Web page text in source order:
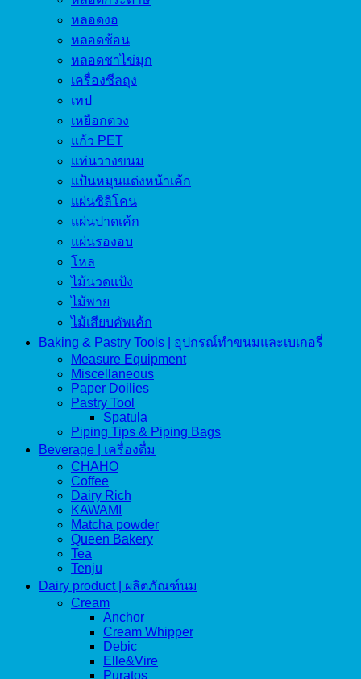
หลอดงอ
หลอดช้อน
หลอดชาไข่มุก
เครื่องซีลถุง
เทป
เหยือกตวง
แก้ว PET
แท่นวางขนม
แป้นหมุนแต่งหน้าเค้ก
แผ่นซิลิโคน
แผ่นปาดเค้ก
แผ่นรองอบ
โหล
ไม้นวดแป้ง
ไม้พาย
ไม้เสียบคัพเค้ก
Baking & Pastry Tools | อุปกรณ์ทำขนมและเบเกอรี่
Measure Equipment
Miscellaneous
Paper Doilies
Pastry Tool
Spatula
Piping Tips & Piping Bags
Beverage | เครื่องดื่ม
CHAHO
Coffee
Dairy Rich
KAWAMI
Matcha powder
Queen Bakery
Tea
Tenju
Dairy product | ผลิตภัณฑ์นม
Cream
Anchor
Cream Whipper
Debic
Elle&Vire
Puratos